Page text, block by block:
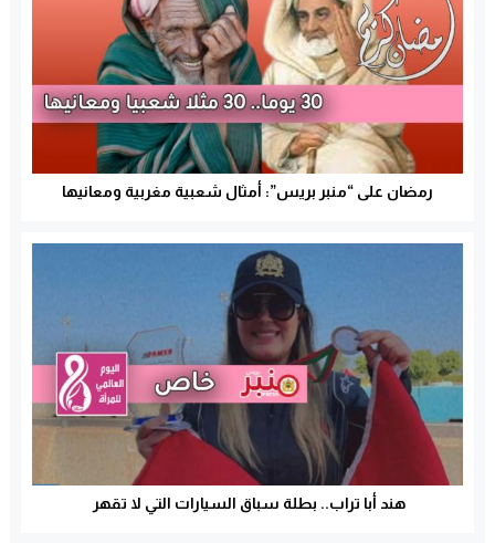
رمضان على “منبر بريس”: أمثال شعبية مغربية ومعانيها
هند أبا تراب.. بطلة سباق السيارات التي لا تقهر